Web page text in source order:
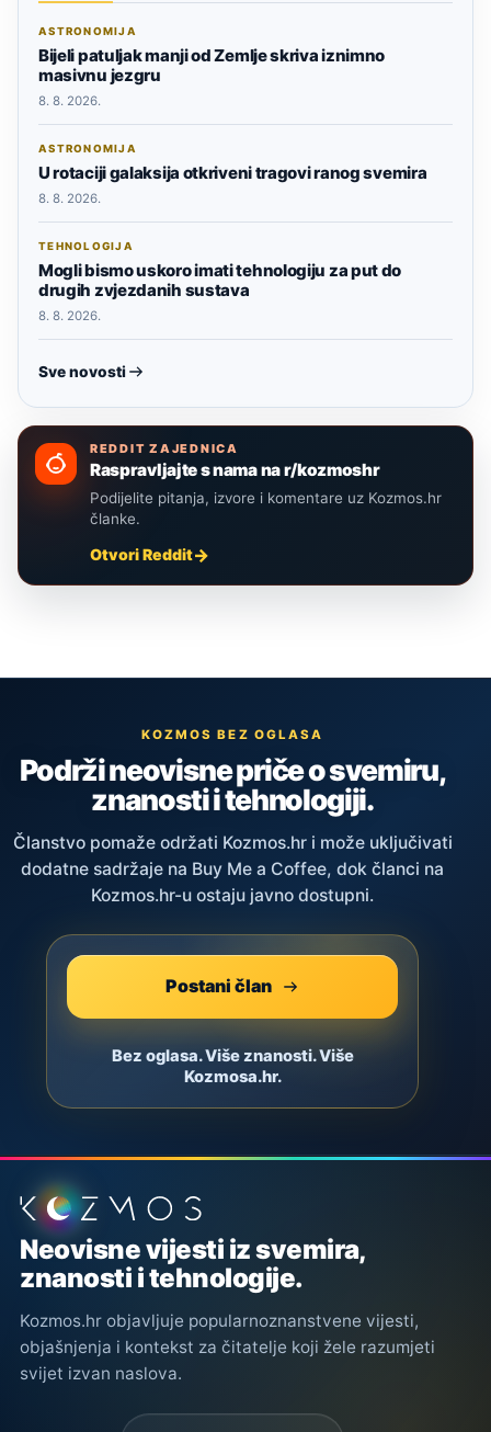
ASTRONOMIJA
Bijeli patuljak manji od Zemlje skriva iznimno
masivnu jezgru
8. 8. 2026.
ASTRONOMIJA
U rotaciji galaksija otkriveni tragovi ranog svemira
8. 8. 2026.
TEHNOLOGIJA
Mogli bismo uskoro imati tehnologiju za put do
drugih zvjezdanih sustava
8. 8. 2026.
Sve novosti
REDDIT ZAJEDNICA
Raspravljajte s nama na r/kozmoshr
Podijelite pitanja, izvore i komentare uz Kozmos.hr
članke.
Otvori Reddit
KOZMOS BEZ OGLASA
Podrži neovisne priče o svemiru,
znanosti i tehnologiji.
Članstvo pomaže održati Kozmos.hr i može uključivati
dodatne sadržaje na Buy Me a Coffee, dok članci na
Kozmos.hr-u ostaju javno dostupni.
Postani član
Bez oglasa. Više znanosti. Više
Kozmosa.hr.
Podnožje stranice
Neovisne vijesti iz svemira,
znanosti i tehnologije.
Kozmos.hr objavljuje popularnoznanstvene vijesti,
objašnjenja i kontekst za čitatelje koji žele razumjeti
svijet izvan naslova.